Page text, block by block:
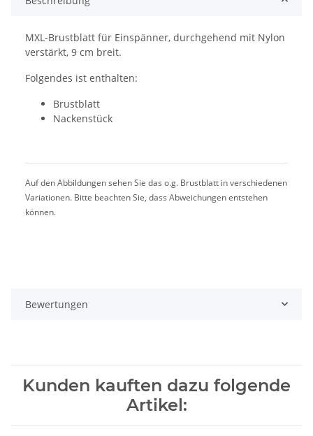
MXL-Brustblatt für Einspänner, durchgehend mit Nylon
verstärkt, 9 cm breit.
Folgendes ist enthalten:
Brustblatt
Nackenstück
Auf den Abbildungen sehen Sie das o.g. Brustblatt in verschiedenen
Variationen. Bitte beachten Sie, dass Abweichungen entstehen
können.
Bewertungen
Kunden kauften dazu folgende
Artikel: